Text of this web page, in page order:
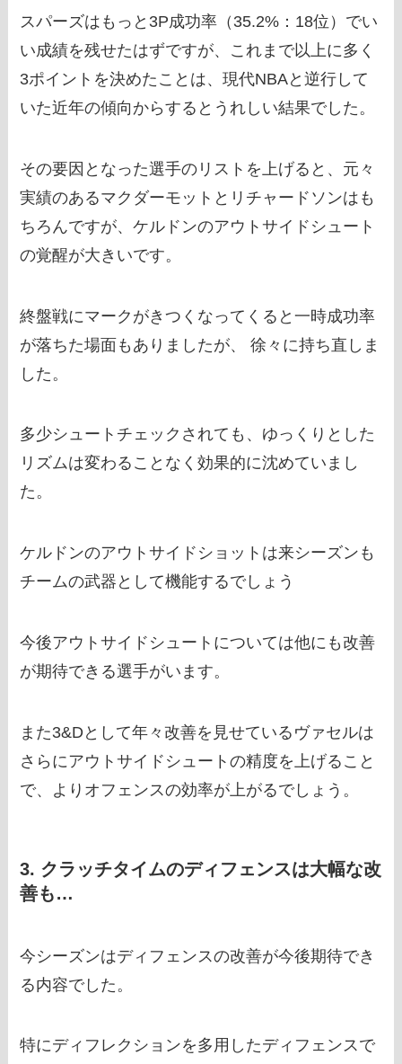
スパーズはもっと3P成功率（35.2%：18位）でい
い成績を残せたはずですが、これまで以上に多く
3ポイントを決めたことは、現代NBAと逆行して
いた近年の傾向からするとうれしい結果でした。
その要因となった選手のリストを上げると、元々
実績のあるマクダーモットとリチャードソンはも
ちろんですが、ケルドンのアウトサイドシュート
の覚醒が大きいです。
終盤戦にマークがきつくなってくると一時成功率
が落ちた場面もありましたが、 徐々に持ち直しま
した。
多少シュートチェックされても、ゆっくりとした
リズムは変わることなく効果的に沈めていまし
た。
ケルドンのアウトサイドショットは来シーズンも
チームの武器として機能するでしょう
今後アウトサイドシュートについては他にも改善
が期待できる選手がいます。
また3&Dとして年々改善を見せているヴァセルは
さらにアウトサイドシュートの精度を上げること
で、よりオフェンスの効率が上がるでしょう。
3. クラッチタイムのディフェンスは大幅な改
善も…
今シーズンはディフェンスの改善が今後期待でき
る内容でした。
特にディフレクションを多用したディフェンスで